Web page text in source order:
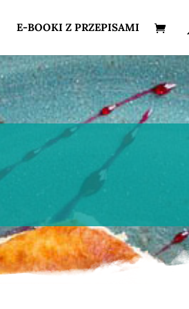
E-BOOKI Z PRZEPISAMI